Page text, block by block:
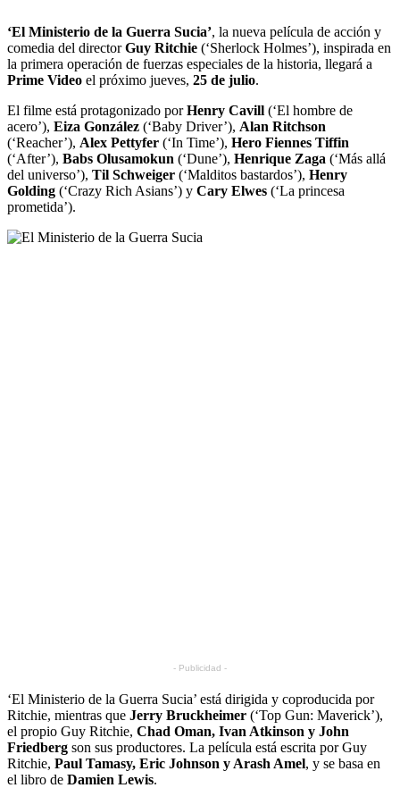
‘El Ministerio de la Guerra Sucia’, la nueva película de acción y
comedia del directorGuy Ritchie (‘Sherlock Holmes’), inspirada en
la primera operación de fuerzas especiales de la historia, llegará a
Prime Video el próximo jueves, 25 de julio.
El filme está protagonizado porHenry Cavill (‘El hombre de
acero’), Eiza González (‘Baby Driver’), Alan Ritchson
(‘Reacher’), Alex Pettyfer (‘In Time’), Hero Fiennes Tiffin
(‘After’), Babs Olusamokun (‘Dune’), Henrique Zaga (‘Más allá
del universo’), Til Schweiger (‘Malditos bastardos’), Henry
Golding (‘Crazy Rich Asians’) y Cary Elwes (‘La princesa
prometida’).
- Publicidad -
‘El Ministerio de la Guerra Sucia’ está dirigida y coproducida por
Ritchie, mientras que Jerry Bruckheimer (‘Top Gun: Maverick’),
el propio Guy Ritchie, Chad Oman, Ivan Atkinson y John
Friedberg son sus productores. La película está escrita por Guy
Ritchie, Paul Tamasy, Eric Johnson y Arash Amel, y se basa en
el libro de Damien Lewis.